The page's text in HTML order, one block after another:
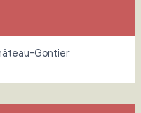
Gontier